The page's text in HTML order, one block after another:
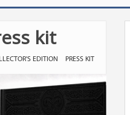
kit
EDITION PRESS KIT